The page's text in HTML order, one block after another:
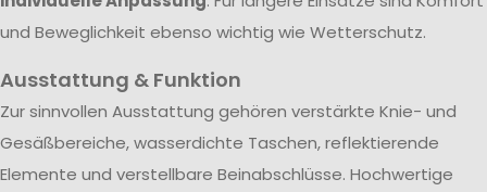
und Beweglichkeit ebenso wichtig wie Wetterschutz.
Ausstattung & Funktion
Zur sinnvollen Ausstattung gehören verstärkte Knie- und
Gesäßbereiche, wasserdichte Taschen, reflektierende
Elemente und verstellbare Beinabschlüsse. Hochwertige